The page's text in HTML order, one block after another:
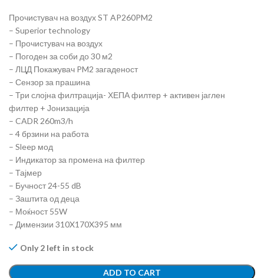
Прочистувач на воздух ST AP260PM2
– Superior technology
– Прочистувач на воздух
– Погоден за соби до 30 м2
– ЛЦД Покажувач PM2 загаденост
– Сензор за прашина
– Три слојна филтрација- ХЕПА филтер + активен јаглен
филтер + Јонизација
– CADR 260m3/h
– 4 брзини на работа
– Sleep мод
– Индикатор за промена на филтер
– Тајмер
– Бучност 24-55 dB
– Заштита од деца
– Моќност 55W
– Димензии 310X170X395 мм
Only 2 left in stock
ADD TO CART